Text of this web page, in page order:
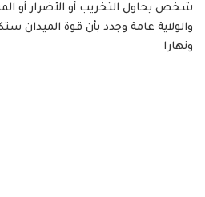
شخص يحاول التخريب أو الأضرار أو
والولاية عامة وجدد بأن قوة الميدان
ونهارا